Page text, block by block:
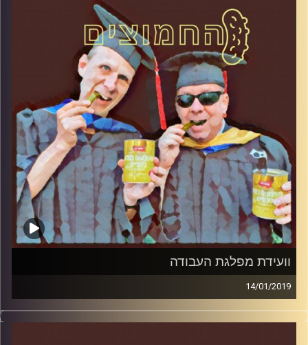
קרדיט תמונות:AudioVersity
וועידת מפלגת העבודה
14/01/2019
פרופסור בועז בן-דוד ופרופסור גלעד הירשברגר